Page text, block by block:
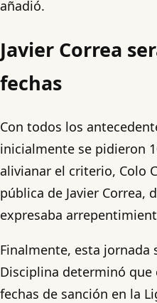
añadió.
Javier Correa
fechas
Con todos los
inicialmente se pidieron
alivianar el criterio, Colo
pública de Javier Correa,
expresaba
Finalmente, esta jornada
Disciplina determinó
fechas de sanción en la